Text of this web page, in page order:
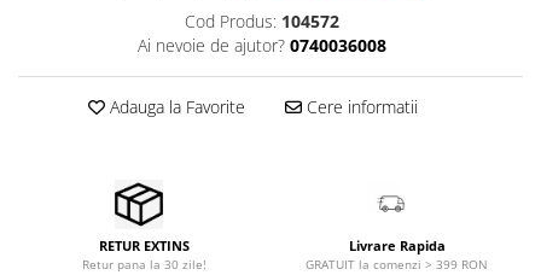
Microfoane pt instalatii si
Microfoane stereo
Stative de microfon
Studio si inregistrari
Accesorii de microfoane
Cod Produs: 104572
Ai nevoie de ajutor? 0740036008
Adauga la Favorite Cere informatii
RETUR EXTINS
Retur pana la 30 zile!
Livrare Rapida
GRATUIT la comenzi > 399 RON